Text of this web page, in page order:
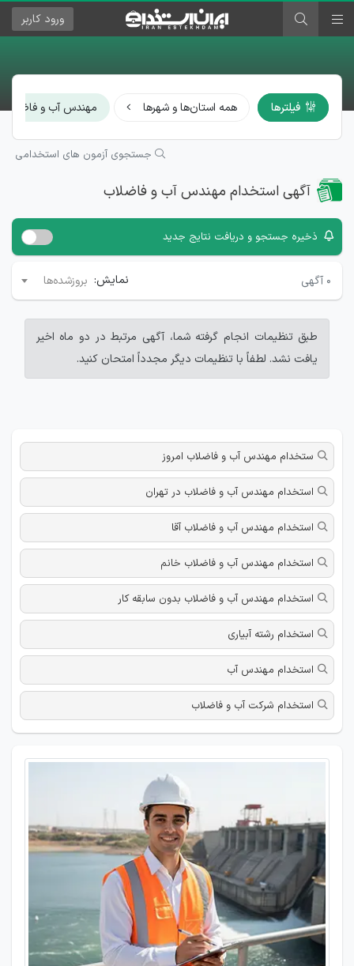
ورود کاربر
فیلترها همه استان‌ها و شهرها مهندس آب و فاضلاب
جستجوی آزمون های استخدامی
آگهی استخدام مهندس آب و فاضلاب
ذخیره جستجو و دریافت نتایج جدید
۰ آگهی نمایش: بروزشده‌ها
طبق تنظیمات انجام گرفته شما، آگهی مرتبط در دو ماه اخیر
یافت نشد. لطفاً با تنظیمات دیگر مجدداً امتحان کنید.
ستخدام مهندس آب و فاضلاب امروز
استخدام مهندس آب و فاضلاب در تهران
استخدام مهندس آب و فاضلاب آقا
استخدام مهندس آب و فاضلاب خانم
استخدام مهندس آب و فاضلاب بدون سابقه کار
استخدام رشته آبیاری
استخدام مهندس آب
استخدام شرکت آب و فاضلاب